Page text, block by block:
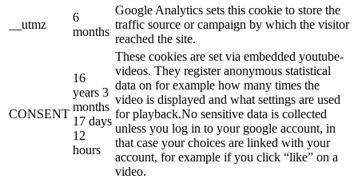
__utmz
6
months
Google Analytics sets this cookie to store the
traffic source or campaign by which the visitor
reached the site.
CONSENT
16
years 3
months
17 days
12
hours
These cookies are set via embedded youtube-
videos. They register anonymous statistical
data on for example how many times the
video is displayed and what settings are used
for playback.No sensitive data is collected
unless you log in to your google account, in
that case your choices are linked with your
account, for example if you click “like” on a
video.